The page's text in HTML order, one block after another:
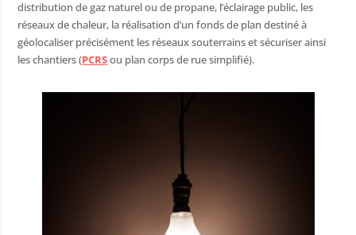
distribution de gaz naturel ou de propane, l’éclairage public, les
réseaux de chaleur, la réalisation d’un fonds de plan destiné à
géolocaliser précisément les réseaux souterrains et sécuriser ainsi
les chantiers (PCRSou plan corps de rue simplifié).